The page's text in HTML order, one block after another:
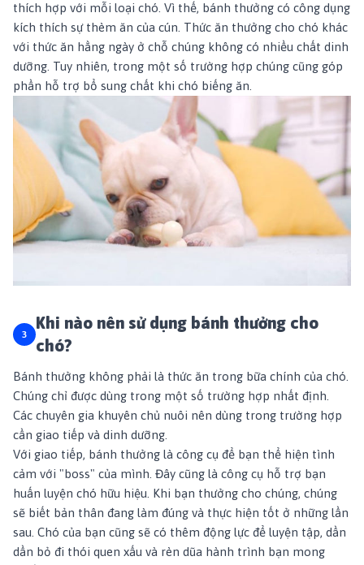
thích hợp với mỗi loại chó. Vì thế, bánh thưởng có công dụng
kích thích sự thèm ăn của cún. Thức ăn thưởng cho chó khác
với thức ăn hằng ngày ở chỗ chúng không có nhiều chất dinh
dưỡng. Tuy nhiên, trong một số trường hợp chúng cũng góp
phần hỗ trợ bổ sung chất khi chó biếng ăn.
Khi nào nên sử dụng bánh thưởng cho
chó?
Bánh thưởng không phải là thức ăn trong bữa chính của chó.
Chúng chỉ được dùng trong một số trường hợp nhất định.
Các chuyên gia khuyên chủ nuôi nên dùng trong trường hợp
cần giao tiếp và dinh dưỡng.
Với giao tiếp, bánh thưởng là công cụ để bạn thể hiện tình
cảm với "boss" của mình. Đây cũng là công cụ hỗ trợ bạn
huấn luyện chó hữu hiệu. Khi bạn thưởng cho chúng, chúng
sẽ biết bản thân đang làm đúng và thực hiện tốt ở những lần
sau. Chó của bạn cũng sẽ có thêm động lực để luyện tập, dần
dần bỏ đi thói quen xấu và rèn dũa hành trình bạn mong